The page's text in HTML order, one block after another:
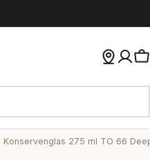
Konservenglas 275 ml TO 66